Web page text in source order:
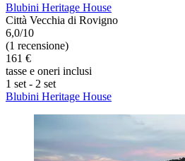
Blubini Heritage House
Città Vecchia di Rovigno
6,0/10
(1 recensione)
161 €
tasse e oneri inclusi
1 set - 2 set
Blubini Heritage House